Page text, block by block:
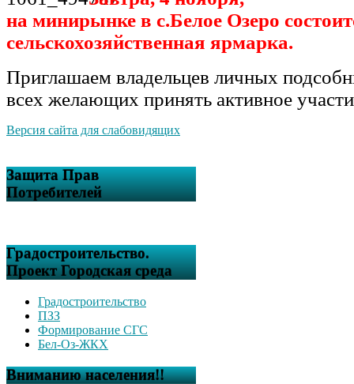
на минирынке в с.Белое Озеро
сельскохозяйственная ярмарка.
Приглашаем владельцев личных
всех желающих принять активное
Версия сайта для слабовидящих
Защита Прав
Потребителей
Градостроительство.
Проект Городская среда
Градостроительство
ПЗЗ
Формирование СГС
Бел-Оз-ЖКХ
Вниманию населения!!